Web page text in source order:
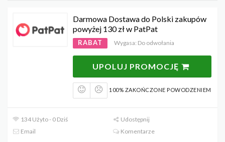
Darmowa Dostawa do Polski zakupów
powyżej 130 zł w PatPat
RABAT Wygasa: Do odwołania
UPOLUJ PROMOCJĘ
100% ZAKOŃCZONE POWODZENIEM
134 Użyto - 0 Dziś
Udostępnij
Email
Komentarze